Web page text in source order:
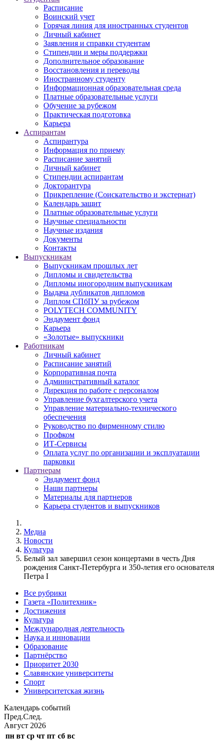
Расписание
Воинский учет
Горячая линия для иностранных студентов
Личный кабинет
Заявления и справки студентам
Стипендии и меры поддержки
Дополнительное образование
Восстановления и переводы
Иностранному студенту
Информационная образовательная среда
Платные образовательные услуги
Обучение за рубежом
Практическая подготовка
Карьера
Аспирантам
Аспирантура
Информация по приему
Расписание занятий
Личный кабинет
Стипендии аспирантам
Докторантура
Прикрепление (Соискательство и экстернат)
Календарь защит
Платные образовательные услуги
Научные специальности
Научные издания
Документы
Контакты
Выпускникам
Выпускникам прошлых лет
Дипломы и свидетельства
Дипломы иногородним выпускникам
Выдача дубликатов дипломов
Диплом СПбПУ за рубежом
POLYTECH COMMUNITY
Эндаумент фонд
Карьера
«Золотые» выпускники
Работникам
Личный кабинет
Расписание занятий
Корпоративная почта
Административный каталог
Дирекция по работе с персоналом
Управление бухгалтерского учета
Управление материально-технического
обеспечения
Руководство по фирменному стилю
Профком
ИТ-Сервисы
Оплата услуг по организации и эксплуатации
парковки
Партнерам
Эндаумент фонд
Наши партнеры
Материалы для партнеров
Карьера студентов и выпускников
Медиа
Новости
Культура
Белый зал завершил сезон концертами в честь Дня
рождения Санкт-Петербурга и 350-летия его основателя
Петра I
Все рубрики
Газета «Политехник»
Достижения
Культура
Международная деятельность
Наука и инновации
Образование
Партнёрство
Приоритет 2030
Славянские университеты
Спорт
Университетская жизнь
Календарь событий
Пред.След.
Август 2026
пн вт ср чт пт сб вс